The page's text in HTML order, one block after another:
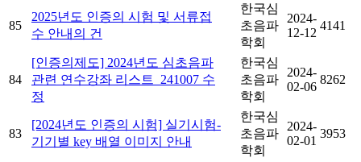
85
2025년도 인증의 시험 및 서류접
수 안내의 건
한국심
초음파
학회
2024-
12-12
4141
84
[인증의제도] 2024년도 심초음파
관련 연수강좌 리스트_241007 수
정
한국심
초음파
학회
2024-
02-06
8262
83
[2024년도 인증의 시험] 실기시험-
기기별 key 배열 이미지 안내
한국심
초음파
학회
2024-
02-01
3953